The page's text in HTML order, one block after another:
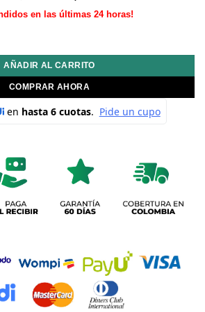
precio
originalactual
en las últimas 24 horas!
AÑADIR AL CARRITO
COMPRAR AHORA